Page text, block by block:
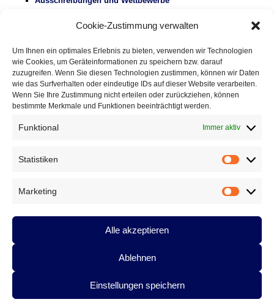
Cookie-Zustimmung verwalten
Um Ihnen ein optimales Erlebnis zu bieten, verwenden wir Technologien
wie Cookies, um Geräteinformationen zu speichern bzw. darauf
zuzugreifen. Wenn Sie diesen Technologien zustimmen, können wir Daten
wie das Surfverhalten oder eindeutige IDs auf dieser Website verarbeiten.
Wenn Sie Ihre Zustimmung nicht erteilen oder zurückziehen, können
bestimmte Merkmale und Funktionen beeinträchtigt werden.
Funktional Immer aktiv
Statistiken
Marketing
Marketing
Alle akzeptieren
Ablehnen
Einstellungen speichern
Gesundheitspolitik
Vermischtes
DAS GEDICHT BLOG
Celan – Das Auge von Celan« von Susana Szwarc
August 2026
Achim Raven
Datenschutzerklärung Stolz präsentiert von WordPress